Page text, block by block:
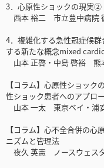
3．心原性ショックの現実②
西本 裕二 市立豊中病院
4．複雑化する急性冠症候
する新たな概念mixed
山本 正啓・中島 啓裕 熊
【コラム】心原性ショッ
性ショック患者へのアプロ
山本 一太 東京ベイ・浦
【コラム】心不全合併の心
ニズムと管理法
夜久 英憲 ノースウェス